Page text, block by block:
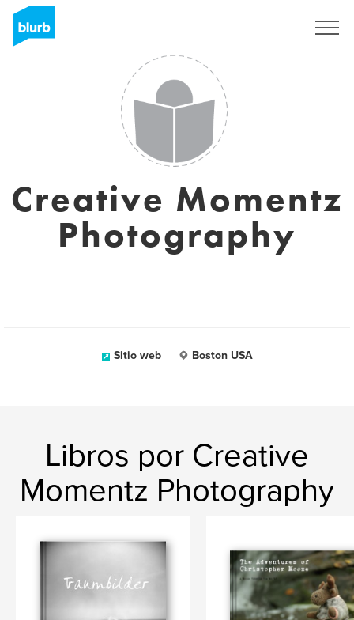
Creative Momentz
Photography
Sitio web Boston USA
Libros por Creative
Momentz Photography